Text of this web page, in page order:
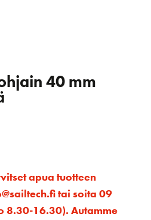
40 mm
apua tuotteen
tai soita 09
8.30-16.30). Autamme